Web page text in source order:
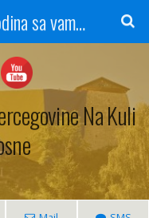
Radio Gradačac - 56 godina sa vama...
Na Kuli